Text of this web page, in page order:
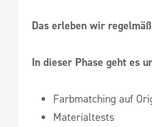
Das erleben wir
In dieser Phase geht es
Farbmatching auf
Materialtests